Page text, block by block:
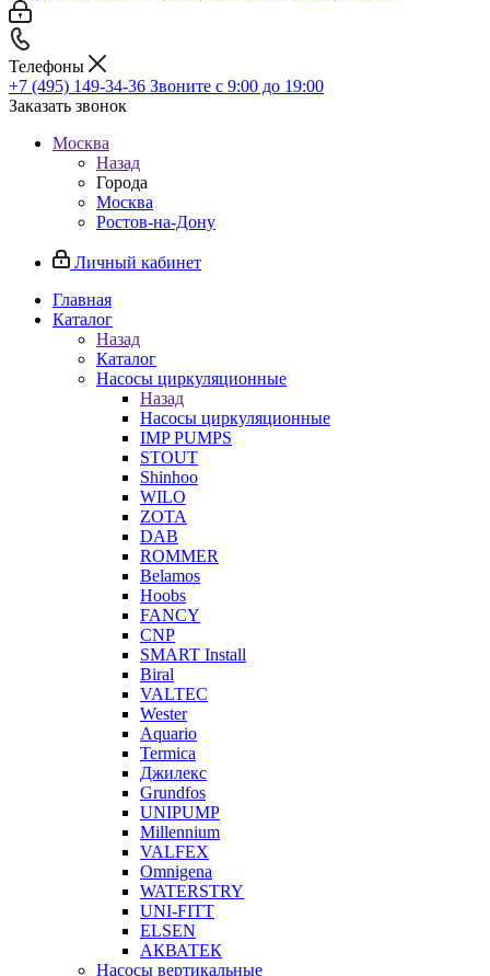
Телефоны
+7 (495) 149-34-36 Звоните с 9:00 до 19:00
Заказать звонок
Москва
Назад
Города
Москва
Ростов-на-Дону
Личный кабинет
Главная
Каталог
Назад
Каталог
Насосы циркуляционные
Назад
Насосы циркуляционные
IMP PUMPS
STOUT
Shinhoo
WILO
ZOTA
DAB
ROMMER
Belamos
Hoobs
FANCY
CNP
SMART Install
Biral
VALTEC
Wester
Aquario
Termica
Джилекс
Grundfos
UNIPUMP
Millennium
VALFEX
Omnigena
WATERSTRY
UNI-FITT
ELSEN
АКВАТЕК
Насосы вертикальные